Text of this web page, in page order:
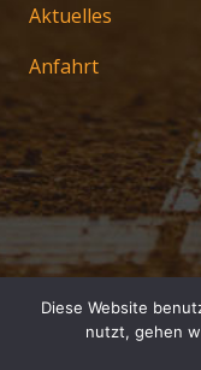
Aktuelles
Anfahrt
Impressum
Diese Website
nutzt, gehen